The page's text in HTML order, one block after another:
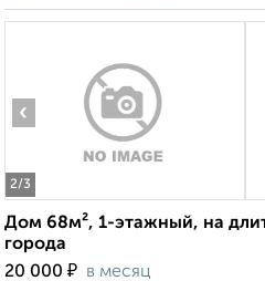
2/3
‹
Дом 68м², 1-этажный, на
города
20 000 ₽ в месяц